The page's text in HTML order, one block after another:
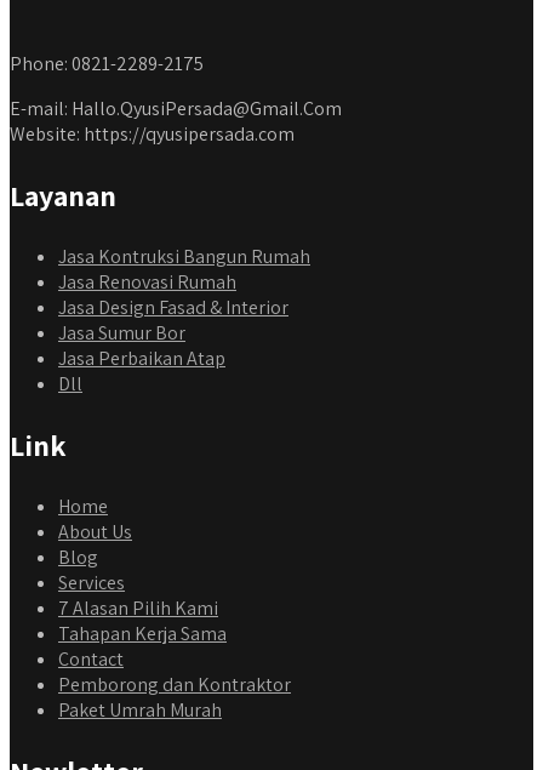
Phone: 0821-2289-2175
E-mail: Hallo.QyusiPersada@Gmail.Com
Website: https://qyusipersada.com
Layanan
Jasa Kontruksi Bangun Rumah
Jasa Renovasi Rumah
Jasa Design Fasad & Interior
Jasa Sumur Bor
Jasa Perbaikan Atap
Dll
Link
Home
About Us
Blog
Services
7 Alasan Pilih Kami
Tahapan Kerja Sama
Contact
Pemborong dan Kontraktor
Paket Umrah Murah